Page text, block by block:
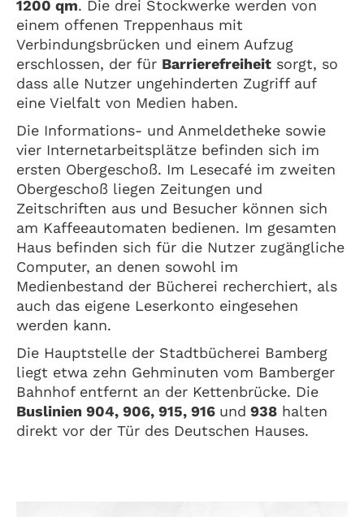
1200 qm. Die drei Stockwerke werden von
einem offenen Treppenhaus mit
Verbindungsbrücken und einem Aufzug
erschlossen, der für Barrierefreiheit sorgt, so
dass alle Nutzer ungehinderten Zugriff auf
eine Vielfalt von Medien haben.
Die Informations- und Anmeldetheke sowie
vier Internetarbeitsplätze befinden sich im
ersten Obergeschoß. Im Lesecafé im zweiten
Obergeschoß liegen Zeitungen und
Zeitschriften aus und Besucher können sich
am Kaffeeautomaten bedienen. Im gesamten
Haus befinden sich für die Nutzer zugängliche
Computer, an denen sowohl im
Medienbestand der Bücherei recherchiert, als
auch das eigene Leserkonto eingesehen
werden kann.
Die Hauptstelle der Stadtbücherei Bamberg
liegt etwa zehn Gehminuten vom Bamberger
Bahnhof entfernt an der Kettenbrücke. Die
Buslinien 904, 906, 915, 916 und 938 halten
direkt vor der Tür des Deutschen Hauses.